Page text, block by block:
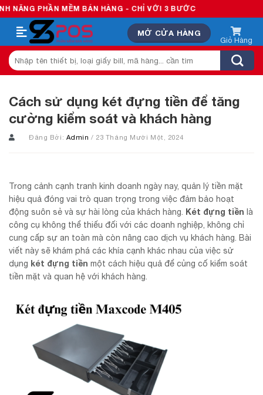
Skip
to
content
MỀM BÁN HÀNG - CHỈ VỚI 3 BƯỚC
MỞ CỬA HÀNG
Tìm
kiếm:
Cách sử dụng két đựng tiền để tăng
cường kiểm soát và khách hàng
Đăng Bởi: Admin/ 23 Tháng Mười Một, 2024
Trong cảnh cạnh tranh kinh doanh ngày nay, quản lý tiền mặt
hiệu quả đóng vai trò quan trọng trong việc đảm bảo hoạt
động suôn sẻ và sự hài lòng của khách hàng. Két đựng tiền là
công cụ không thể thiếu đối với các doanh nghiệp, không chỉ
cung cấp sự an toàn mà còn nâng cao dịch vụ khách hàng. Bài
viết này sẽ khám phá các khía cạnh khác nhau của việc sử
dụng két đựng tiền một cách hiệu quả để củng cố kiểm soát
tiền mặt và quan hệ với khách hàng.